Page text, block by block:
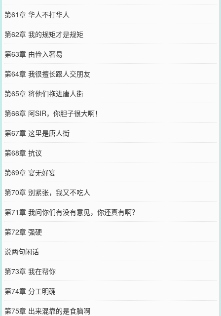
第61章 华人不打华人
第62章 我的规矩才是规矩
第63章 由俭入奢易
第64章 我很擅长跟人交朋友
第65章 将他们拖进唐人街
第66章 阿SIR，你胆子很大啊！
第67章 这里是唐人街
第68章 抗议
第69章 宴无好宴
第70章 别紧张，我又不吃人
第71章 我问你们有没有意见，你还真有啊？
第72章 强硬
说两句闲话
第73章 我在帮你
第74章 分工明确
第75章 出来混靠的是食脑啊